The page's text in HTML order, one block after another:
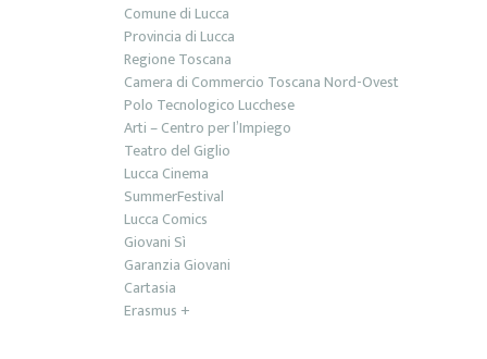
Comune di Lucca
Provincia di Lucca
Regione Toscana
Camera di Commercio Toscana Nord-Ovest
Polo Tecnologico Lucchese
Arti – Centro per l’Impiego
Teatro del Giglio
Lucca Cinema
SummerFestival
Lucca Comics
Giovani Sì
Garanzia Giovani
Cartasia
Erasmus +